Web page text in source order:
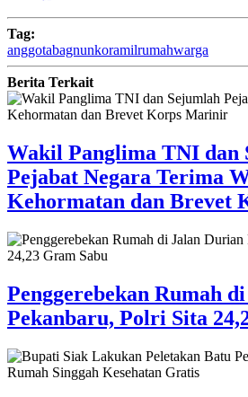
Tag:
anggotabagnunkoramilrumahwarga
Berita Terkait
Wakil Panglima TNI dan
Pejabat Negara Terima
Kehormatan dan Brevet
Penggerebekan Rumah
Pekanbaru, Polri Sita